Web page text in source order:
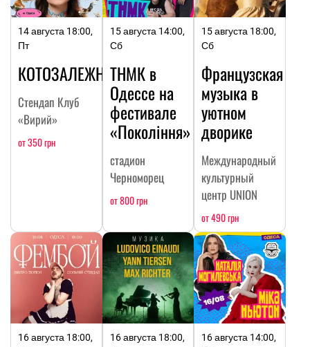
14 августа 18:00,
Пт
КОТОЗАЛЕЖНОСТЬ
Стендап Клуб
«Вирий»
от 350 грн
15 августа 14:00,
Сб
ТНМК в
Одессе на
фестивале
«Покоління»
стадион
Черноморец
от 800 грн
15 августа 18:00,
Сб
Французская
музыка в
уютном
дворике
Международный
культурный
центр UNION
от 490 грн
16 августа 18:00,
16 августа 18:00,
16 августа 14:00,